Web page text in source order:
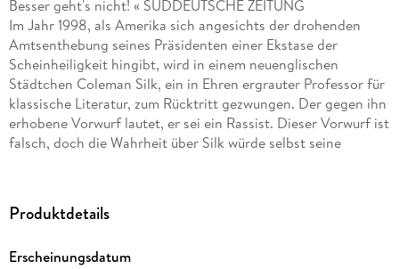
Besser geht's nicht! « SÜDDEUTSCHE ZEITUNG
Im Jahr 1998, als Amerika sich angesichts der drohenden
Amtsenthebung seines Präsidenten einer Ekstase der
Scheinheiligkeit hingibt, wird in einem neuenglischen
Städtchen Coleman Silk, ein in Ehren ergrauter Professor für
klassische Literatur, zum Rücktritt gezwungen. Der gegen ihn
erhobene Vorwurf lautet, er sei ein Rassist. Dieser Vorwurf ist
falsch, doch die Wahrheit über Silk würde selbst seine
Produktdetails
Erscheinungsdatum